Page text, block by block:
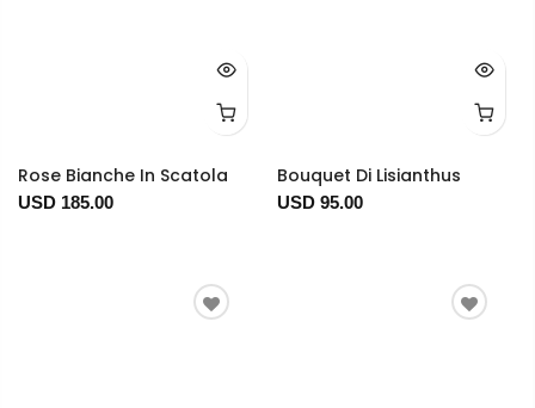
Rose Bianche In Scatola
USD 185.00
Bouquet Di Lisianthus
USD 95.00